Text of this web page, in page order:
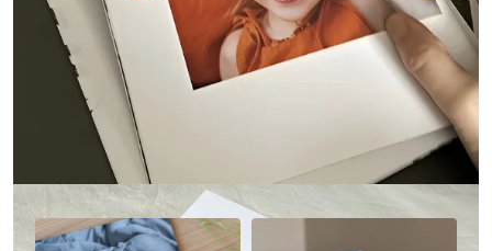
Другие стили фотокниг